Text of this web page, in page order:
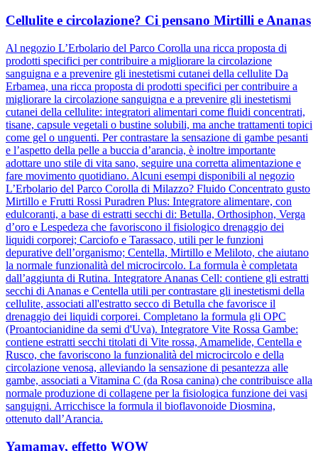
Cellulite e circolazione? Ci pensano Mirtilli e Ananas
Al negozio L’Erbolario del Parco Corolla una ricca proposta di
prodotti specifici per contribuire a migliorare la circolazione
sanguigna e a prevenire gli inestetismi cutanei della cellulite Da
Erbamea, una ricca proposta di prodotti specifici per contribuire a
migliorare la circolazione sanguigna e a prevenire gli inestetismi
cutanei della cellulite: integratori alimentari come fluidi concentrati,
tisane, capsule vegetali o bustine solubili, ma anche trattamenti topici
come gel o unguenti. Per contrastare la sensazione di gambe pesanti
e l’aspetto della pelle a buccia d’arancia, è inoltre importante
adottare uno stile di vita sano, seguire una corretta alimentazione e
fare movimento quotidiano. Alcuni esempi disponibili al negozio
L’Erbolario del Parco Corolla di Milazzo? Fluido Concentrato gusto
Mirtillo e Frutti Rossi Puradren Plus: Integratore alimentare, con
edulcoranti, a base di estratti secchi di: Betulla, Orthosiphon, Verga
d’oro e Lespedeza che favoriscono il fisiologico drenaggio dei
liquidi corporei; Carciofo e Tarassaco, utili per le funzioni
depurative dell’organismo; Centella, Mirtillo e Meliloto, che aiutano
la normale funzionalità del microcircolo. La formula è completata
dall’aggiunta di Rutina. Integratore Ananas Cell: contiene gli estratti
secchi di Ananas e Centella utili per contrastare gli inestetismi della
cellulite, associati all'estratto secco di Betulla che favorisce il
drenaggio dei liquidi corporei. Completano la formula gli OPC
(Proantocianidine da semi d'Uva). Integratore Vite Rossa Gambe:
contiene estratti secchi titolati di Vite rossa, Amamelide, Centella e
Rusco, che favoriscono la funzionalità del microcircolo e della
circolazione venosa, alleviando la sensazione di pesantezza alle
gambe, associati a Vitamina C (da Rosa canina) che contribuisce alla
normale produzione di collagene per la fisiologica funzione dei vasi
sanguigni. Arricchisce la formula il bioflavonoide Diosmina,
ottenuto dall’Arancia.
Yamamay, effetto WOW